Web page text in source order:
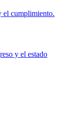
el cumplimiento.
y el estado